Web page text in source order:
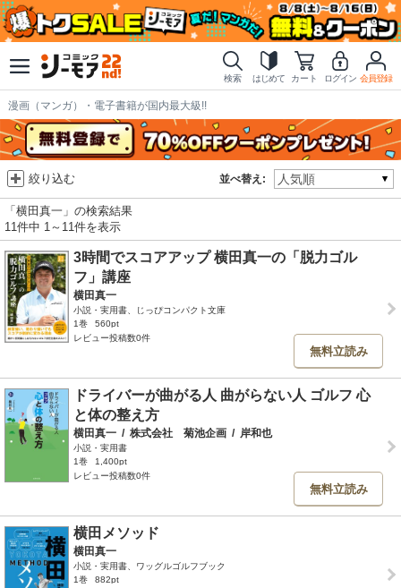
検索 はじめて カート ログイン 会員登録
漫画（マンガ）・電子書籍が国内最大級!!
並べ替え:
絞り込む
「横田真一」の検索結果
11件中 1～11件を表示
3時間でスコアアップ 横田真一の「脱力ゴル
フ」講座
横田真一
小説・実用書、じっぴコンパクト文庫
1巻
560pt
レビュー投稿数0件
無料立読み
ドライバーが曲がる人 曲がらない人 ゴルフ 心
と体の整え方
横田真一 / 株式会社 菊池企画 / 岸和也
小説・実用書
1巻
1,400pt
レビュー投稿数0件
無料立読み
横田メソッド
横田真一
小説・実用書、ワッグルゴルフブック
1巻
882pt